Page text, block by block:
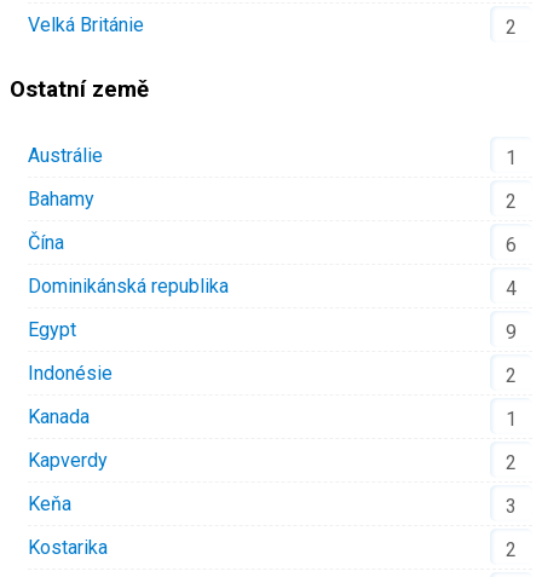
Velká Británie
2
Ostatní země
Austrálie
1
Bahamy
2
Čína
6
Dominikánská republika
4
Egypt
9
Indonésie
2
Kanada
1
Kapverdy
2
Keňa
3
Kostarika
2